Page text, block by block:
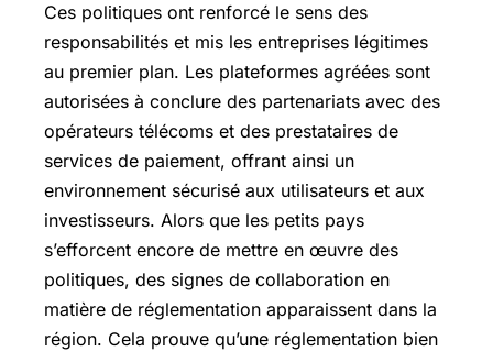
Ces politiques ont renforcé le sens des
responsabilités et mis les entreprises légitimes
au premier plan. Les plateformes agréées sont
autorisées à conclure des partenariats avec des
opérateurs télécoms et des prestataires de
services de paiement, offrant ainsi un
environnement sécurisé aux utilisateurs et aux
investisseurs. Alors que les petits pays
s’efforcent encore de mettre en œuvre des
politiques, des signes de collaboration en
matière de réglementation apparaissent dans la
région. Cela prouve qu’une réglementation bien